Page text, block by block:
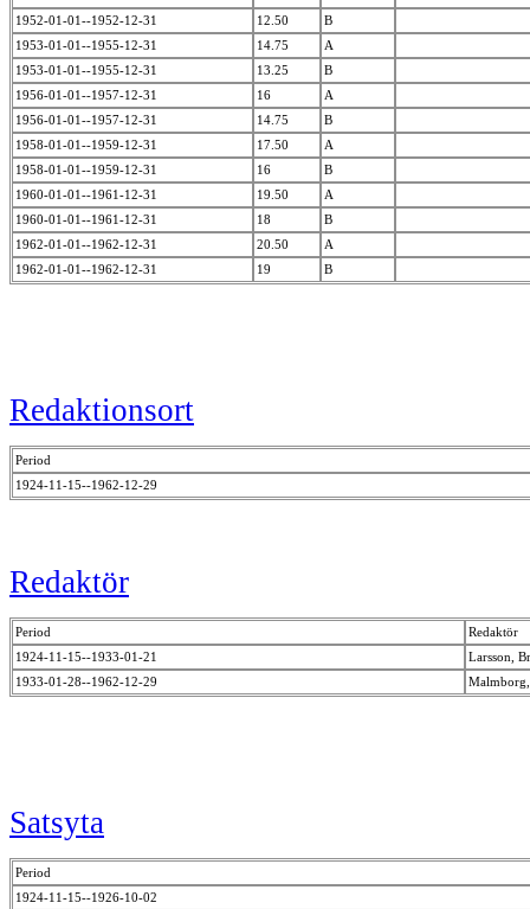
1952-01-01--1952-12-31
12.50
B
1953-01-01--1955-12-31
14.75
A
1953-01-01--1955-12-31
13.25
B
1956-01-01--1957-12-31
16
A
1956-01-01--1957-12-31
14.75
B
1958-01-01--1959-12-31
17.50
A
1958-01-01--1959-12-31
16
B
1960-01-01--1961-12-31
19.50
A
1960-01-01--1961-12-31
18
B
1962-01-01--1962-12-31
20.50
A
1962-01-01--1962-12-31
19 B
Redaktionsort
Period
1924-11-15--1962-12-29
Redaktör
Period
Redaktör
1924-11-15--1933-01-21
Larsson,
1933-01-28--1962-12-29
Satsyta
Period
1924-11-15--1926-10-02